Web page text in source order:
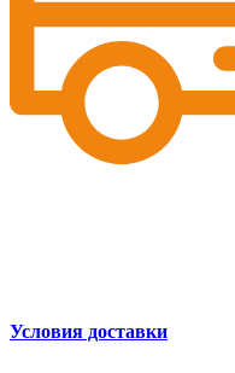
Условия доставки